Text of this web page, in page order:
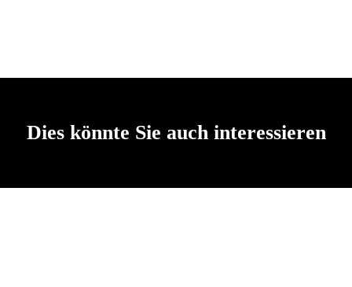
Dies könnte Sie auch interessieren